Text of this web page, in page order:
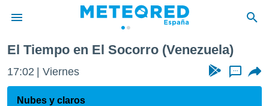
de
por
El Tiempo en El Socorro (Venezuela)
17:02 Viernes ...
Nubes y claros